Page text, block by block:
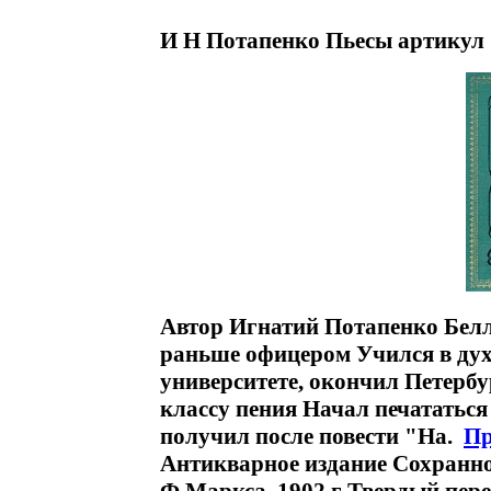
И Н Потапенко Пьесы артикул
Автор Игнатий Потапенко
раньше офицером Учился в
университете, окончил
классу пения Начал
получил после повести "На.
Антикварное издание